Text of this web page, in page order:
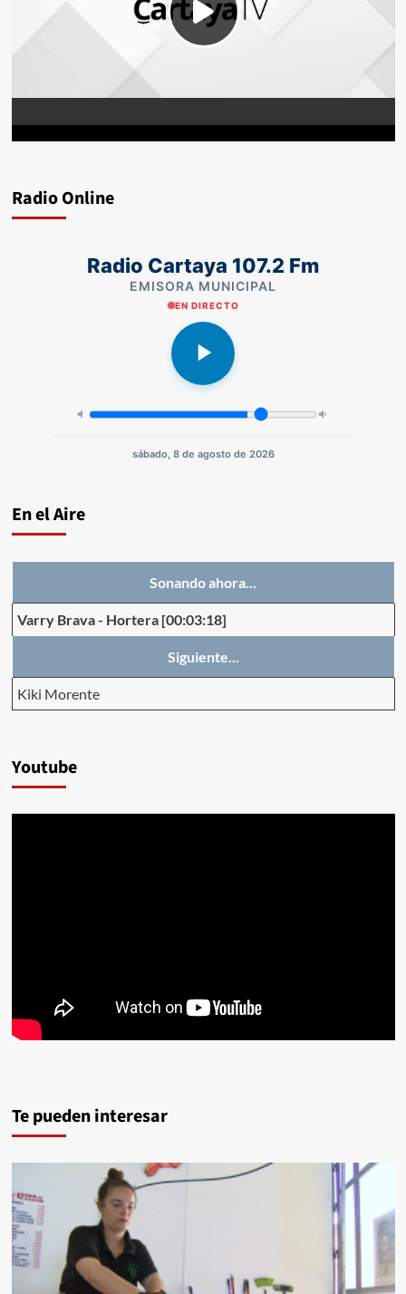
Radio Online
Radio Cartaya 107.2 Fm
EMISORA MUNICIPAL
EN DIRECTO
sábado, 8 de agosto de 2026
En el Aire
Sonando ahora...
Varry Brava- Hortera [00:03:18]
Siguiente...
Kiki Morente
Youtube
Te pueden interesar